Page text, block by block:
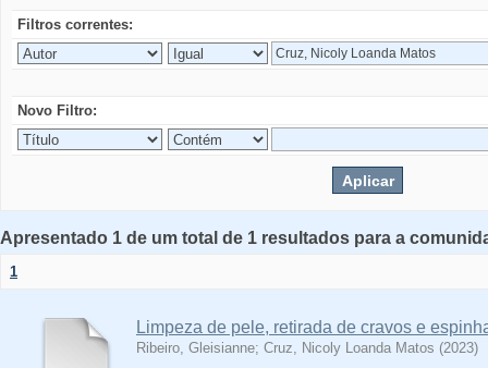
Filtros correntes:
Novo Filtro:
Apresentado 1 de um total de 1 resultados para a
1
Limpeza de pele, retirada de cravos e
Ribeiro, Gleisianne; Cruz, Nicoly Loanda Matos (2023)